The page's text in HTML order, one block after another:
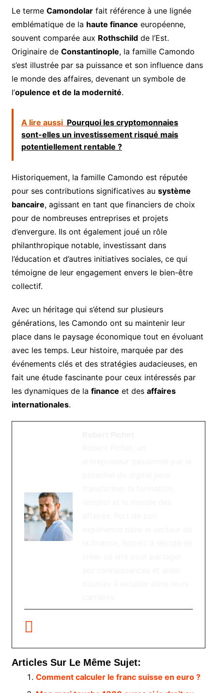
Le terme Camondolarfait référence à une lignée
emblématique de la haute finance européenne,
souvent comparée aux Rothschildde l’Est.
Originaire de Constantinople, la famille Camondo
s’est illustrée par sa puissance et son influence dans
le monde des affaires, devenant un symbole de
l’opulence et de la modernité.
A lire aussi Pourquoi les cryptomonnaies
sont-elles un investissement risqué mais
potentiellement rentable ?
Historiquement, la famille Camondo est réputée
pour ses contributions significatives au système
bancaire, agissant en tant que financiers de choix
pour de nombreuses entreprises et projets
d’envergure. Ils ont également joué un rôle
philanthropique notable, investissant dans
l’éducation et d’autres initiatives sociales, ce qui
témoigne de leur engagement envers le bien-être
collectif.
Avec un héritage qui s’étend sur plusieurs
générations, les Camondo ont su maintenir leur
place dans le paysage économique tout en évoluant
avec les temps. Leur histoire, marquée par des
événements clés et des stratégies audacieuses, en
fait une étude fascinante pour ceux intéressés par
les dynamiques de la finance et des affaires
internationales.
Articles Sur Le Même Sujet:
Comment calculer le franc suisse en euro ?